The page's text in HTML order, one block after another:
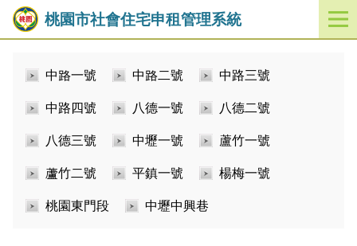
桃園市社會住宅申租管理系統
開
啟
中路一號 中路二號 中路三號
中路四號 八德一號 八德二號
八德三號 中壢一號 蘆竹一號
蘆竹二號 平鎮一號 楊梅一號
桃園東門段 中壢中興巷